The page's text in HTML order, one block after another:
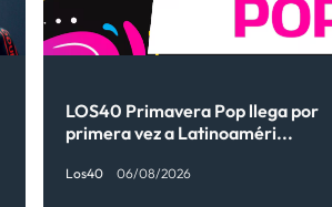
LOS40 Primavera Pop llega por
primera vez a Latinoaméri...
Los40 06/08/2026